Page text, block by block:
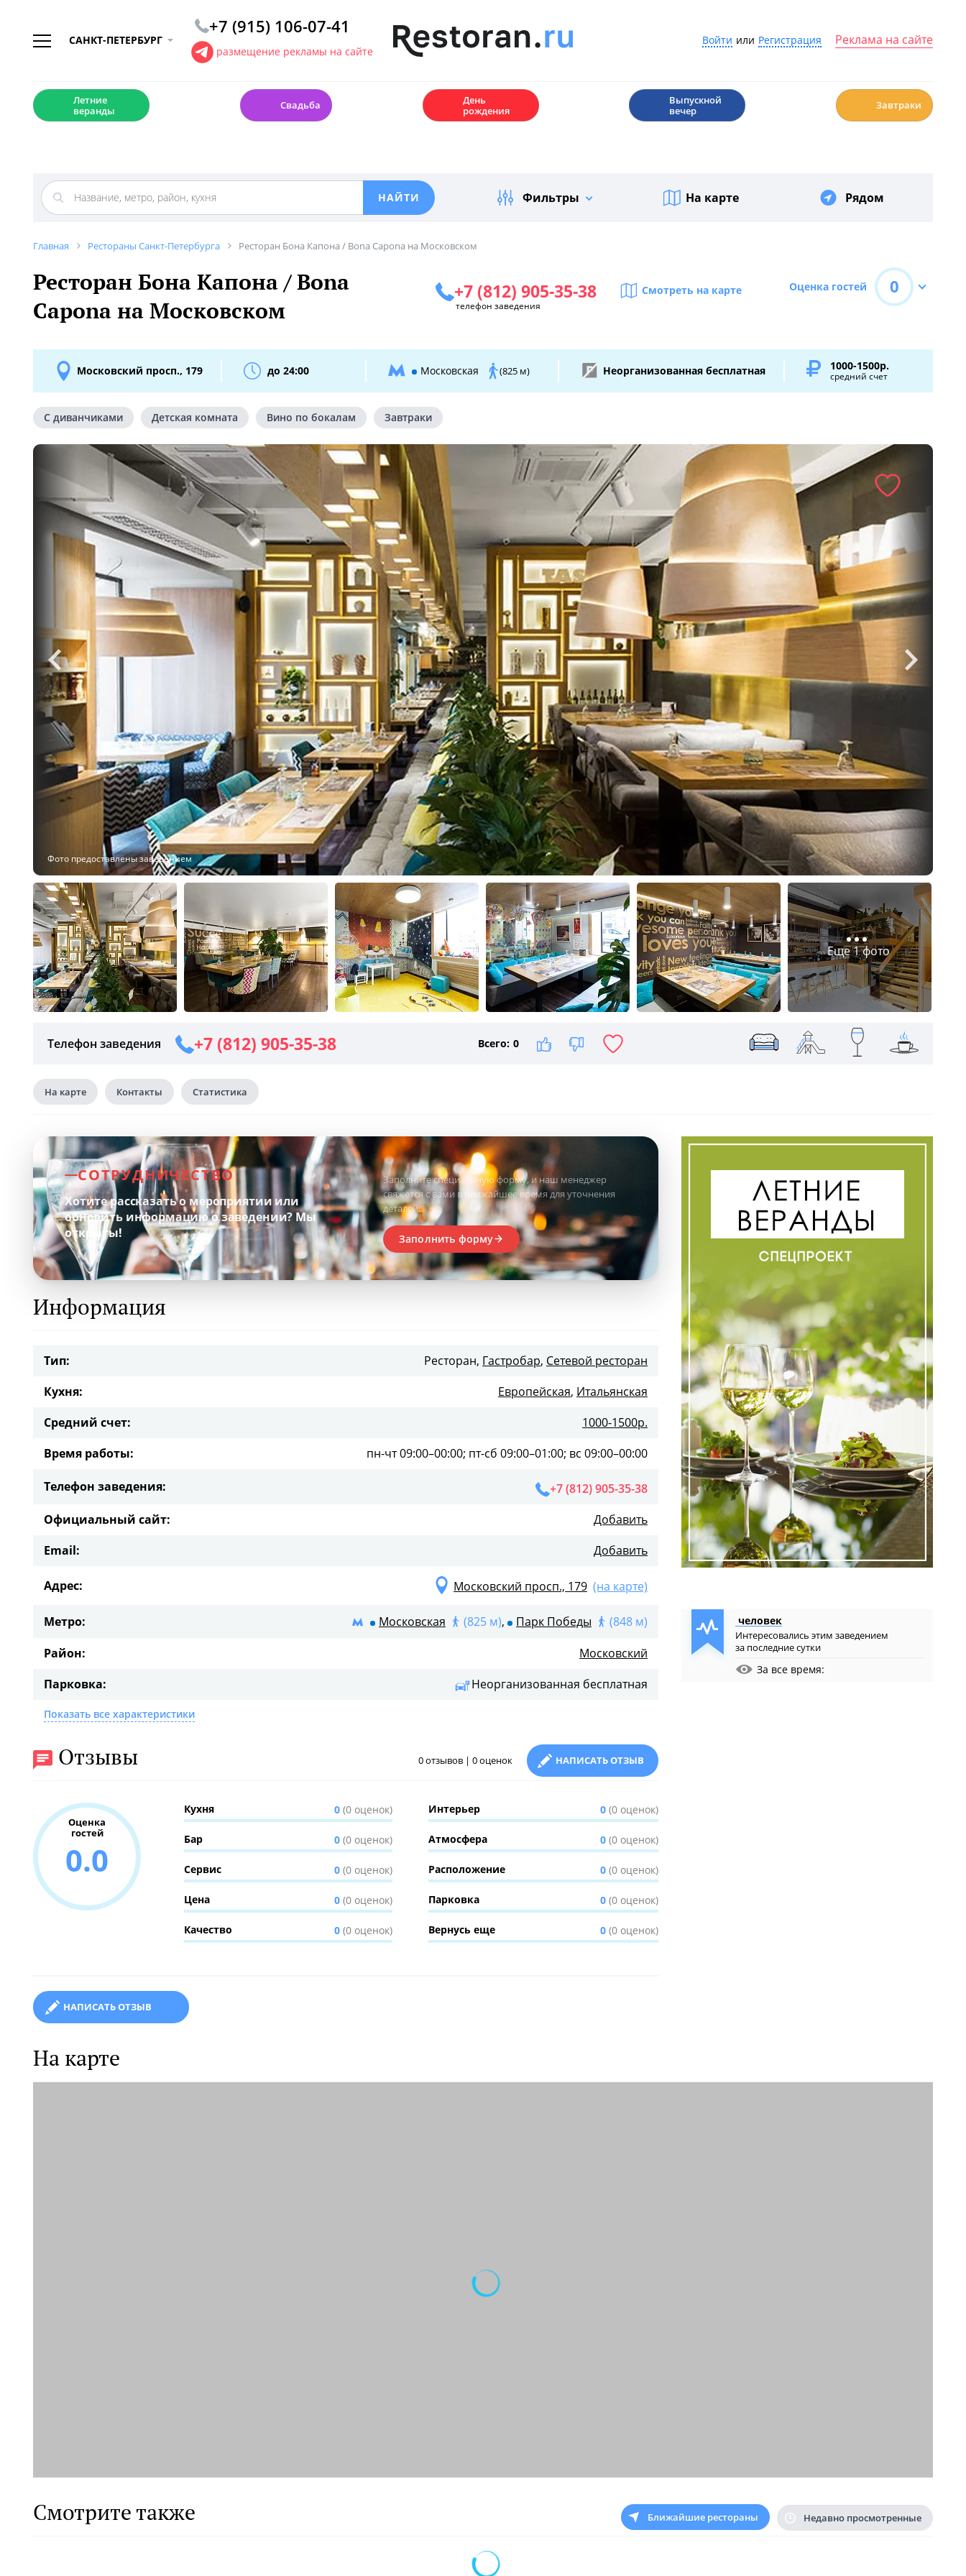
САНКТ-ПЕТЕРБУРГ
+7 (915) 106-07-41
размещение рекламы на сайте
Войти или Регистрация Реклама на сайте
Летние
веранды
Свадьба
День
рождения
Выпускной
вечер
Завтраки
Фильтры На карте Рядом
Главная Рестораны Санкт-Петербурга Ресторан Бона Капона / Bona Capona на Московском
Ресторан Бона Капона / Bona
Capona на Московском
+7 (812) 905-35-38
телефон заведения
Смотреть на карте Оценка гостей 0
Московский просп., 179 до 24:00 Московская (825 м) Неорганизованная бесплатная 1000-1500р.
средний счет
С диванчиками Детская комната Вино по бокалам Завтраки
Еще 1 фото
Фото предоставлены заведением
Телефон заведения +7 (812) 905-35-38 Всего: 0
На карте Контакты Статистика
СОТРУДНИЧЕСТВО
Хотите рассказать о мероприятии или
обновить информацию о заведении?Мы
открыты!
Заполните специальную форму, и наш менеджер
свяжется с вами в ближайшее время для уточнения
деталей.
Заполнить форму
Информация
Тип: Ресторан, Гастробар, Сетевой ресторан
Кухня:
Европейская, Итальянская
Средний счет:
1000-1500р.
Время работы:
пн-чт 09:00–00:00; пт-сб 09:00–01:00; вс 09:00–00:00
Телефон заведения:
+7 (812) 905-35-38
Официальный сайт:
Добавить
Email:
Добавить
Адрес: Московский просп., 179 (на карте)
Метро: Московская (825 м), Парк Победы
(848 м)
Район:
Московский
Парковка:
Неорганизованная бесплатная
Показать все характеристики
Отзывы 0 отзывов | 0 оценок НАПИСАТЬ ОТЗЫВ
Оценка
гостей
0.0
Кухня 0 (0 оценок)
Бар 0 (0 оценок)
Сервис 0 (0 оценок)
Цена 0 (0 оценок)
Качество 0 (0 оценок)
Интерьер 0 (0 оценок)
Атмосфера 0 (0 оценок)
Расположение 0 (0 оценок)
Парковка 0 (0 оценок)
Вернусь еще 0 (0 оценок)
НАПИСАТЬ ОТЗЫВ
человек
Интересовались этим заведением
за последние сутки
За все время:
На карте
Смотрите также Ближайшие рестораны Недавно просмотренные